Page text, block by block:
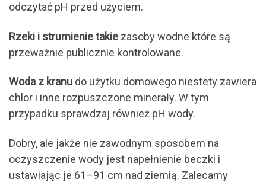
odczytać pH przed użyciem.
Rzeki i strumienie takie zasoby wodne które są
przeważnie publicznie kontrolowane.
Woda z kranu do użytku domowego niestety zawiera
chlor i inne rozpuszczone minerały. W tym
przypadku sprawdzaj również pH wody.
Dobry, ale jakże nie zawodnym sposobem na
oczyszczenie wody jest napełnienie beczki i
ustawiając je 61–91 cm nad ziemią. Zalecamy